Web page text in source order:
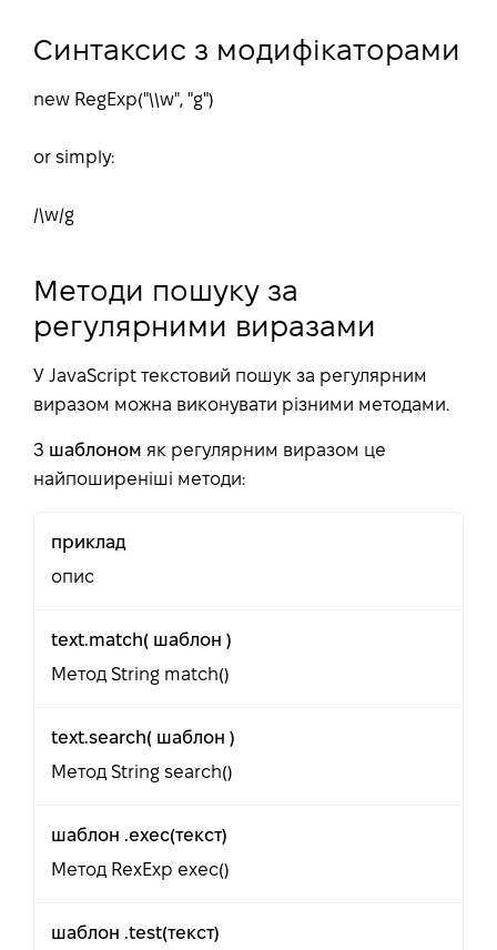
Синтаксис з модифікаторами
new RegExp("\\w", "g")
or simply:
/\w/g
Методи пошуку за
регулярними виразами
У JavaScript текстовий пошук за регулярним
виразом можна виконувати різними методами.
З шаблоном як регулярним виразом це
найпоширеніші методи:
приклад
опис
text.match( шаблон )
Метод String match()
text.search( шаблон )
Метод String search()
шаблон .exec(текст)
Метод RexExp exec()
шаблон .test(текст)